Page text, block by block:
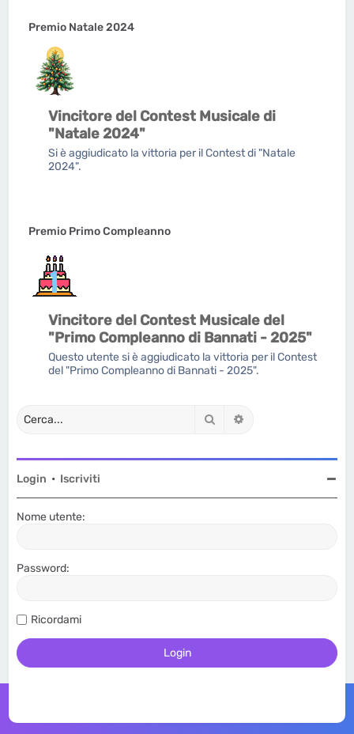
Premio Natale 2024
Vincitore del Contest Musicale di
"Natale 2024"
Si è aggiudicato la vittoria per il Contest di "Natale
2024".
Premio Primo Compleanno
Vincitore del Contest Musicale del
"Primo Compleanno di Bannati - 2025"
Questo utente si è aggiudicato la vittoria per il Contest
del "Primo Compleanno di Bannati - 2025".
Cerca
Login • Iscriviti
Nome utente:
Password:
Ricordami